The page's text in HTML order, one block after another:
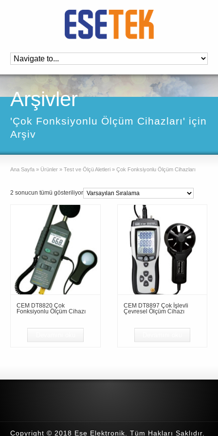
Arşivler
'Çok Fonksiyonlu Ölçüm Cihazları' için
Arşiv
Ana Sayfa » Ürünler » Test ve Ölçü Aletleri » Çok Fonksiyonlu Ölçüm Cihazları
2 sonucun tümü gösteriliyor
CEM DT8820 Çok
Fonksiyonlu Ölçüm Cihazı
CEM DT8897 Çok İşlevli
Çevresel Ölçüm Cihazı
Copyright © 2018 Ese Elektronik. Tüm Hakları Saklıdır.